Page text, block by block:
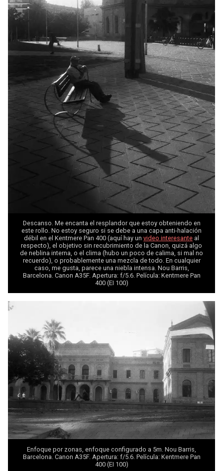
Descanso. Me encanta el resplandor que estoy obteniendo en
este rollo. No estoy seguro si se debe a una capa anti-halación
débil en el Kentmere Pan 400 (aquí hay un video interesante al
respecto), el objetivo sin recubrimiento de la Canon, quizá algo
de neblina interna, o el clima (hubo un poco de calima, si mal no
recuerdo), o probablemente una mezcla de todo. En cualquier
caso, me gusta, parece una niebla intensa. Nou Barris,
Barcelona. Canon A35F. Apertura: f/5.6. Película: Kentmere Pan
400 (EI 100)
Enfoque por zonas, enfoque configurado a 5m. Nou Barris,
Barcelona. Canon A35F. Apertura: f/5.6. Película: Kentmere Pan
400 (EI 100)